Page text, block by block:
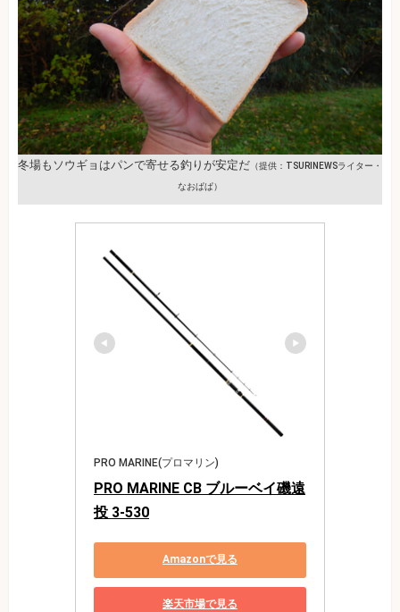
冬場もソウギョはパンで寄せる釣りが安定だ （提供：TSURINEWSライター・
なおぱぱ）
PRO MARINE(プロマリン)
PRO MARINE CB ブルーベイ磯遠
投 3-530
Amazonで見る
楽天市場で見る